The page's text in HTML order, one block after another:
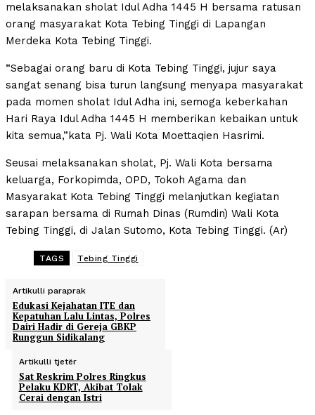
melaksanakan sholat Idul Adha 1445 H bersama ratusan
orang masyarakat Kota Tebing Tinggi di Lapangan
Merdeka Kota Tebing Tinggi.
“Sebagai orang baru di Kota Tebing Tinggi, jujur saya
sangat senang bisa turun langsung menyapa masyarakat
pada momen sholat Idul Adha ini, semoga keberkahan
Hari Raya Idul Adha 1445 H memberikan kebaikan untuk
kita semua,”kata Pj. Wali Kota Moettaqien Hasrimi.
Seusai melaksanakan sholat, Pj. Wali Kota bersama
keluarga, Forkopimda, OPD, Tokoh Agama dan
Masyarakat Kota Tebing Tinggi melanjutkan kegiatan
sarapan bersama di Rumah Dinas (Rumdin) Wali Kota
Tebing Tinggi, di Jalan Sutomo, Kota Tebing Tinggi. (Ar)
TAGS Tebing Tinggi
Artikulli paraprak
Edukasi Kejahatan ITE dan
Kepatuhan Lalu Lintas, Polres
Dairi Hadir di Gereja GBKP
Runggun Sidikalang
Artikulli tjetër
Sat Reskrim Polres Ringkus
Pelaku KDRT, Akibat Tolak
Cerai dengan Istri